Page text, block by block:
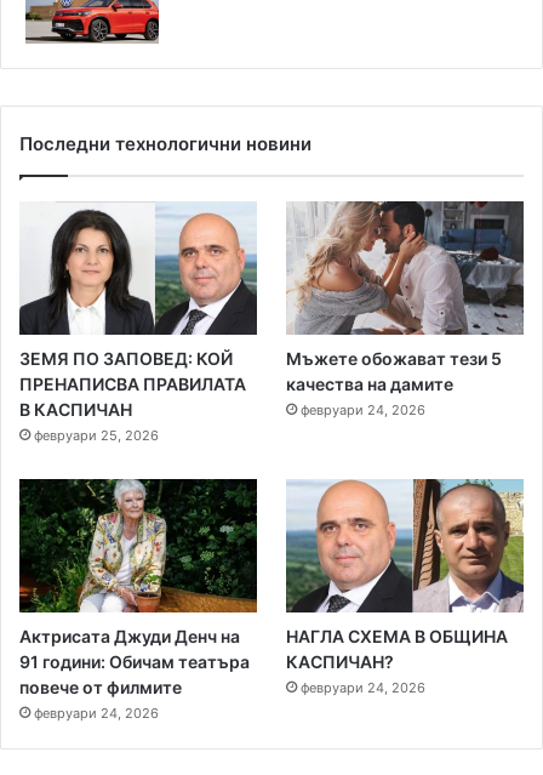
Последни технологични новини
ЗЕМЯ ПО ЗАПОВЕД: КОЙ
ПРЕНАПИСВА ПРАВИЛАТА
В КАСПИЧАН
февруари 25, 2026
Мъжете обожават тези 5
качества на дамите
февруари 24, 2026
Актрисата Джуди Денч на
91 години: Обичам театъра
повече от филмите
февруари 24, 2026
НАГЛА СХЕМА В ОБЩИНА
КАСПИЧАН?
февруари 24, 2026